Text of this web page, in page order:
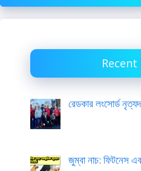
রেডকার লংসোর্ড
জুম্বা নাচ: ফিটনেস